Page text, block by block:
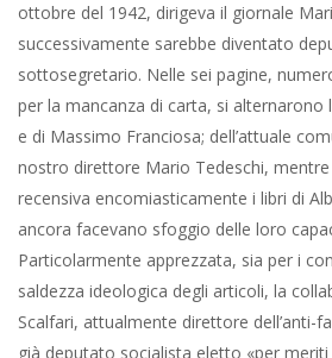
ottobre del 1942, dirigeva il giornale
successivamente sarebbe diventato
sottosegretario. Nelle sei pagine,
per la mancanza di carta, si alternarono
e di Massimo Franciosa; dell’attuale
nostro direttore Mario Tedeschi, mentre
recensiva encomiasticamente i libri di
ancora facevano sfoggio delle loro
Particolarmente apprezzata, sia per i
saldezza ideologica degli articoli, la
Scalfari, attualmente direttore dell’anti-
già deputato socialista eletto «per